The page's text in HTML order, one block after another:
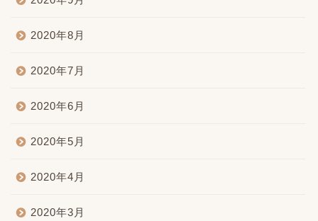
2020年8月
2020年7月
2020年6月
2020年5月
2020年4月
2020年3月